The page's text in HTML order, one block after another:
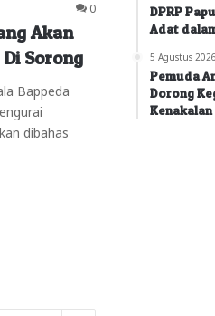
0
Akan
Sorong
Bappeda
dibahas
DPRP
Adat
5 Agustus 2026
Pemuda
Dorong
Kenakalan